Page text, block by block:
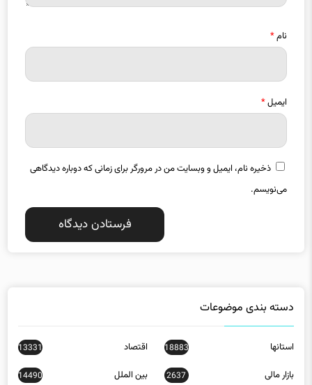
نام*
ایمیل*
ذخیره نام، ایمیل و وبسایت من در مرورگر برای زمانی که دوباره دیدگاهی
می‌نویسم.
دسته بندی موضوعات
استانها 18883 اقتصاد 13331
بازار مالی 2637 بین الملل 14490